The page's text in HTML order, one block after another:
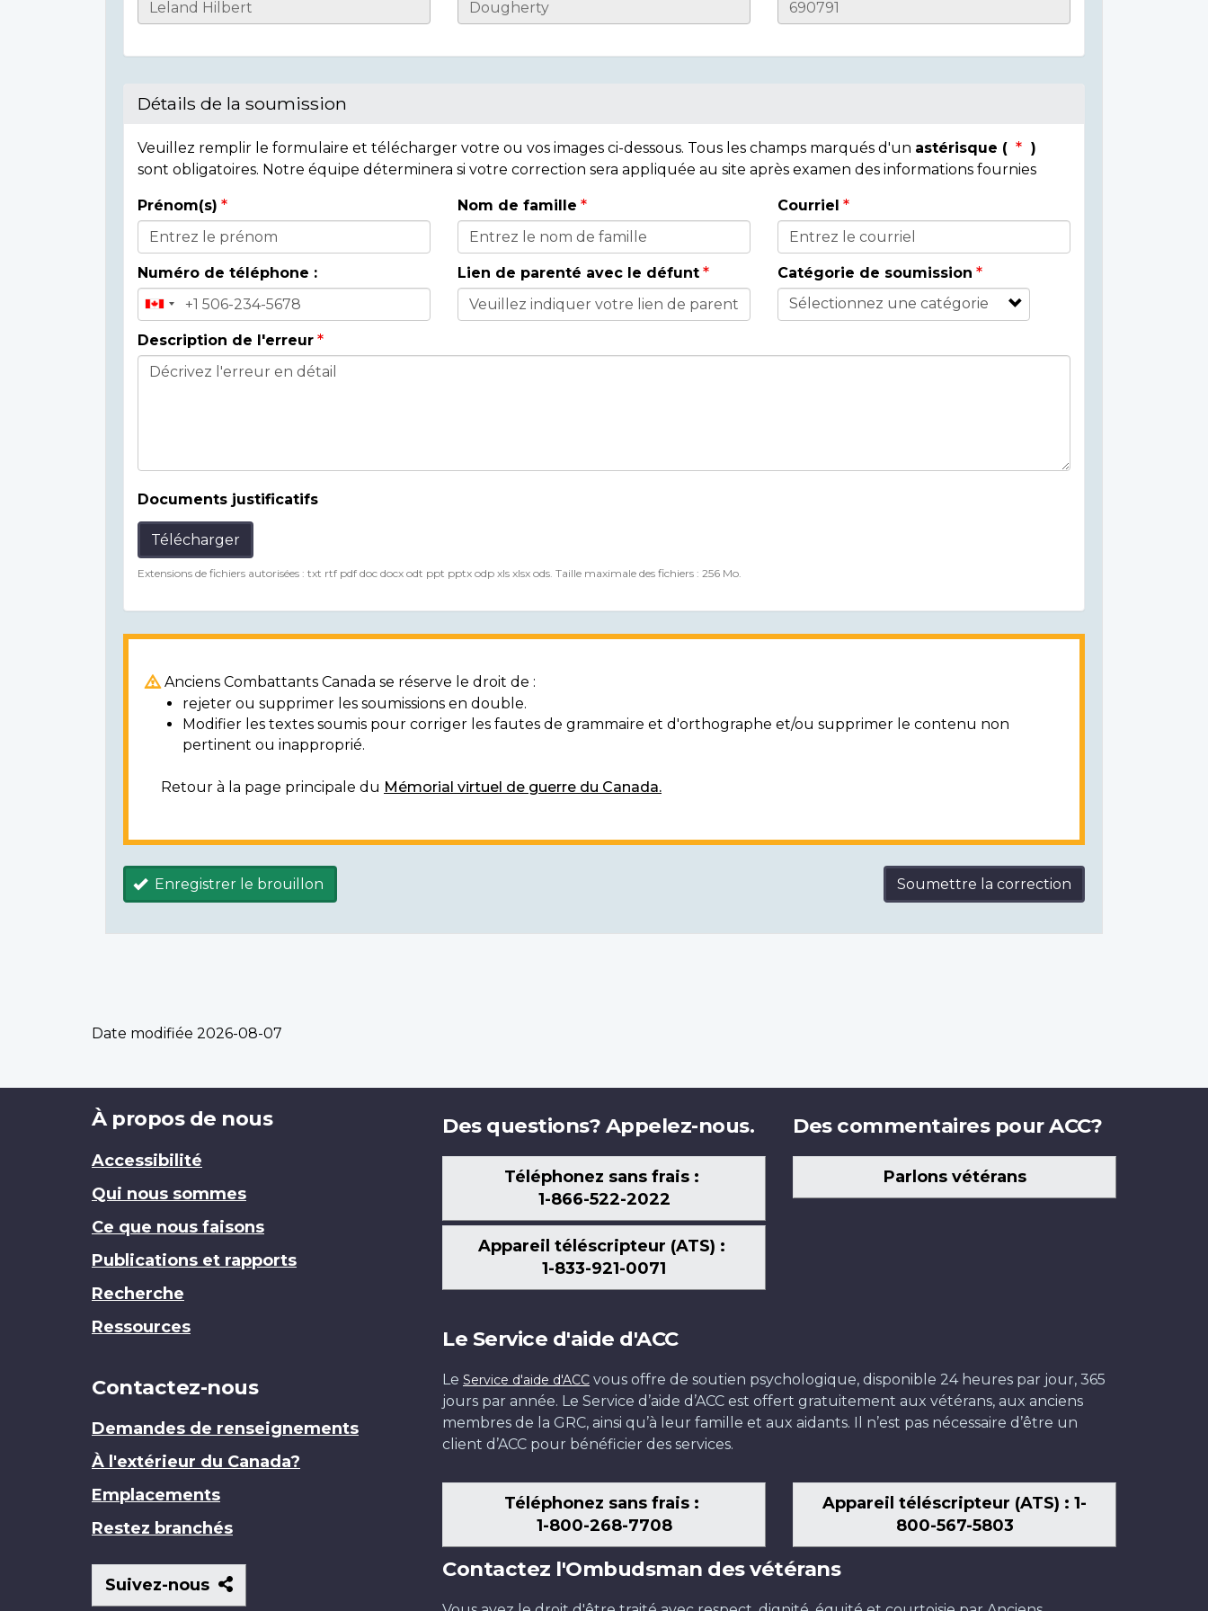
Casualty
Détails de la soumission
Veuillez remplir le formulaire et télécharger votre ou vos images ci-dessous. Tous les champs marqués d'un astérisque (
)
sont obligatoires. Notre équipe déterminera si votre correction sera appliquée au site après examen des informations fournies
Donor
Details
Prénom(s) Nom de famille Courriel
Numéro de téléphone : Lien de parenté avec le défunt Catégorie de soumission
Description de l'erreur
Documents justificatifs
Télécharger
Extensions de fichiers autorisées : txt rtf pdf doc docx odt ppt pptx odp xls xlsx ods. Taille maximale des fichiers : 256 Mo.
Anciens Combattants Canada se réserve le droit de :
rejeter ou supprimer les soumissions en double.
Modifier les textes soumis pour corriger les fautes de grammaire et d'orthographe et/ou supprimer le contenu non
pertinent ou inapproprié.
Retour à la page principale du Mémorial virtuel de guerre du Canada.
Enregistrer le brouillon Soumettre la correction
Date modifiée 2026-08-07
Brand
À propos de nous
Accessibilité
Qui nous sommes
Ce que nous faisons
Publications et rapports
Recherche
Ressources
Contactez-nous
Demandes de renseignements
À l'extérieur du Canada?
Emplacements
Restez branchés
Suivez-nous
Suivez-
nous
Des questions? Appelez-nous.
Téléphonez sans frais :
1-866-522-2022
Appareil téléscripteur (ATS) :
1-833-921-0071
Des commentaires pour ACC?
Parlons vétérans
Le Service d'aide d'ACC
Le Service d'aide d'ACC vous offre de soutien psychologique, disponible 24 heures par jour, 365
jours par année. Le Service d’aide d’ACC est offert gratuitement aux vétérans, aux anciens
membres de la GRC, ainsi qu’à leur famille et aux aidants. Il n’est pas nécessaire d’être un
client d’ACC pour bénéficier des services.
Téléphonez sans frais :
1-800-268-7708
Appareil téléscripteur (ATS) : 1-
800-567-5803
Contactez l'Ombudsman des vétérans